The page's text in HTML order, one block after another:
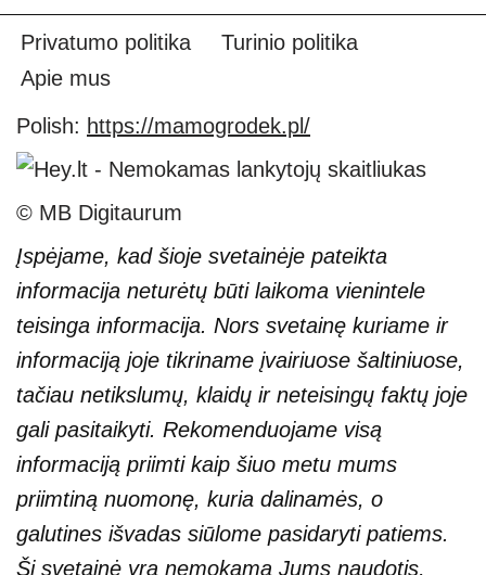
Privatumo politika
Turinio politika
Apie mus
Polish: https://mamogrodek.pl/
© MB Digitaurum
Įspėjame, kad šioje svetainėje pateikta
informacija neturėtų būti laikoma vienintele
teisinga informacija. Nors svetainę kuriame ir
informaciją joje tikriname įvairiuose šaltiniuose,
tačiau netikslumų, klaidų ir neteisingų faktų joje
gali pasitaikyti. Rekomenduojame visą
informaciją priimti kaip šiuo metu mums
priimtiną nuomonę, kuria dalinamės, o
galutines išvadas siūlome pasidaryti patiems.
Ši svetainė yra nemokama Jums naudotis,